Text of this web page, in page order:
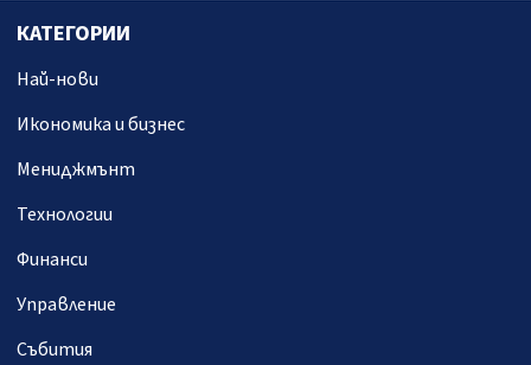
КАТЕГОРИИ
Най-нови
Икономика и бизнес
Мениджмънт
Технологии
Финанси
Управление
Събития